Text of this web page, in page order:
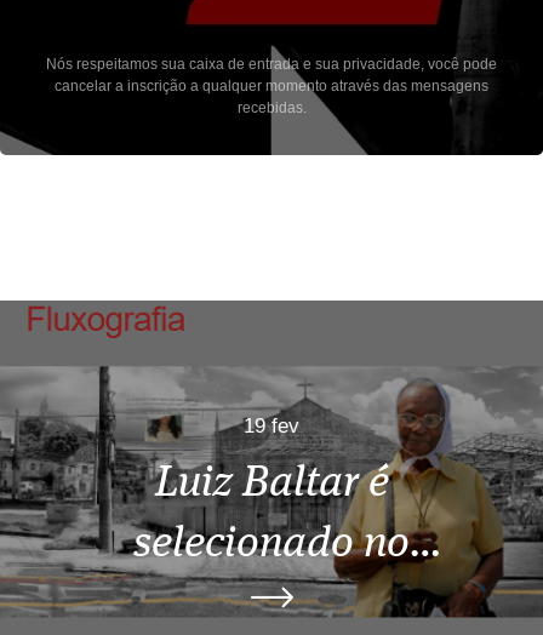
Nós respeitamos sua caixa de entrada e sua privacidade, você pode
cancelar a inscrição a qualquer momento através das mensagens
recebidas.
19 fev
Luiz Baltar é
selecionado no
Prêmio Portfólio